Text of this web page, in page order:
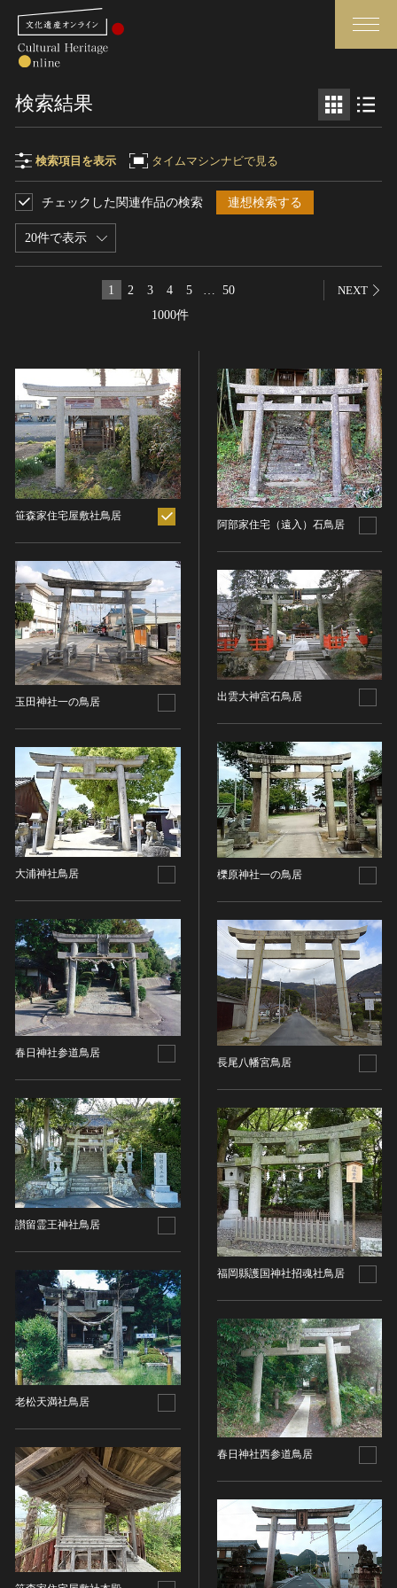
さらに詳細検索
トップ
全国の美術館・博物館
世界遺産
無形文化遺産
動画で見る無形の文化財
媒体資料・関連記事等
博物館、美術館の皆さまへ
お知らせ一覧
ヘルプ
このサイトについて
関連サイトリンク
サイトマップ
サイトのご意見はこちら
文化遺産データベース
国指定文化財等データベース
検索結果
検索項目を表示 タイムマシンナビで見る
20件で表示
チェックした関連作品の検索 連想検索する
1000件
1 2 3 4 5 50 NEXT
笹森家住宅屋敷社鳥居
玉田神社一の鳥居
大浦神社鳥居
春日神社参道鳥居
讃留霊王神社鳥居
老松天満社鳥居
阿部家住宅（遠入）石鳥居
出雲大神宮石鳥居
櫟原神社一の鳥居
長尾八幡宮鳥居
福岡縣護国神社招魂社鳥居
春日神社西参道鳥居
検索項目
フリーワード
制作者名
時代
時代を選択
弥生 [日本]
古墳 [日本]
飛鳥 [日本]
奈良 [日本]
平安 [日本]
鎌倉 [日本]
南北朝 [日本]
室町 [日本]
安土・桃山 [日本]
江戸 [日本]
明治 [日本]
大正 [日本]
昭和以降 [日本]
昭和 [日本]
平成 [日本]
令和 [日本]
旧石器 [朝鮮半島]
新石器 [朝鮮半島]
青銅器 [朝鮮半島]
鉄器 [朝鮮半島]
原三国・朝鮮三国 [朝鮮半島]
原三国・朝鮮三国 [朝鮮半島]
新羅 [朝鮮半島]
高麗 [朝鮮半島]
朝鮮 [朝鮮半島]
近現代 [朝鮮半島]
旧石器 [中国]
夏 [中国]
殷（商） [中国]
周 [中国]
春秋時代 [中国]
戦国時代 [中国]
晋 [中国]
五胡十六国 [中国]
南北朝（六朝） [中国]
隋 [中国]
唐 [中国]
分野を選択
建造物
宗教建築
城郭建築
住居建築
近世以前その他
絵画
日本画
油彩画
水彩
素描
東洋画(日本画を除く)
版画
木版画
銅版画
リトグラフ（石版画）
シルクスクリーン
その他
金属像
石像
石膏像
その他
工芸品
漆工
染織
陶磁
ガラス
その他
書
その他
考古資料
石器・石製品類
土器・土製品類
所在地（都道府県）
所在地（都道府県）を選択
所在地（市区町村）
所在地（市区町村）を選択
所蔵館
指定区分
指定区分を選択
登録有形文化財
重要無形文化財
登録無形文化財
記録作成等の措置を講ずべき無形文化財
重要有形民俗文化財
重要無形民俗文化財
記録作成等の措置を講ずべき無形の民俗文化財
史跡
名勝
天然記念物
特別史跡
特別名勝
重要文化的景観
重要伝統的建造物群保存地区
選定保存技術
未指定
有形文化財(建造物)
有形文化財(美術工芸品)
無形文化財
民俗文化財(有形民俗文化財)
民俗文化財(無形民俗文化財)
記念物(史跡)
記念物(名勝)
記念物(天然記念物)
伝統的建造物群保存地区
メディア（動画等）を選択
動画
高画質画像
画像ライセンス
画像ライセンスを選択
CC0
PDM
CC BY（表示）
CC BY-SA（表示—継承）
CC BY-ND（表示—改変禁止）
CC BY-NC（表示—非営利）
CC BY-NC-SA（表示—非営利—継承）
CC BY-NC-ND（表示—非営利—改変禁止）
IN COPYRIGHT（著作権あり）
IN COPYRIGHT - EU ORPHAN WORK（著作権あり-
EU孤児著作物）
IN COPYRIGHT - EDUCATIONAL USE
PERMITTED（著作権あり-教育目的の利用可）
IN COPYRIGHT - NONCOMMERCIAL USE
PERMITTED（著作権あり-非営利目的の利用可）
IN COPYRIGHT - RIGHTSHOLDER(S) UNLOCATABLE
OR UNIDENTIFIABLE（著作権あり-著作権者不明）
NO COPYRIGHT - CONTRACTUAL
RESTRICTIONS（著作権なし-契約による制限あり）
NO COPYRIGHT - NONCOMMERCIAL USE ONLY（著
作権なし-非営利目的のみ利用可）
NO COPYRIGHT - OTHER KNOWN LEGAL
RESTRICTIONS（著作権なし-他の法的制限あり）
NO COPYRIGHT - UNITED STATES（著作権なし-米国
の法律上）
検索する
連想検索
連想検索する
20件で表示
入力情報をクリア